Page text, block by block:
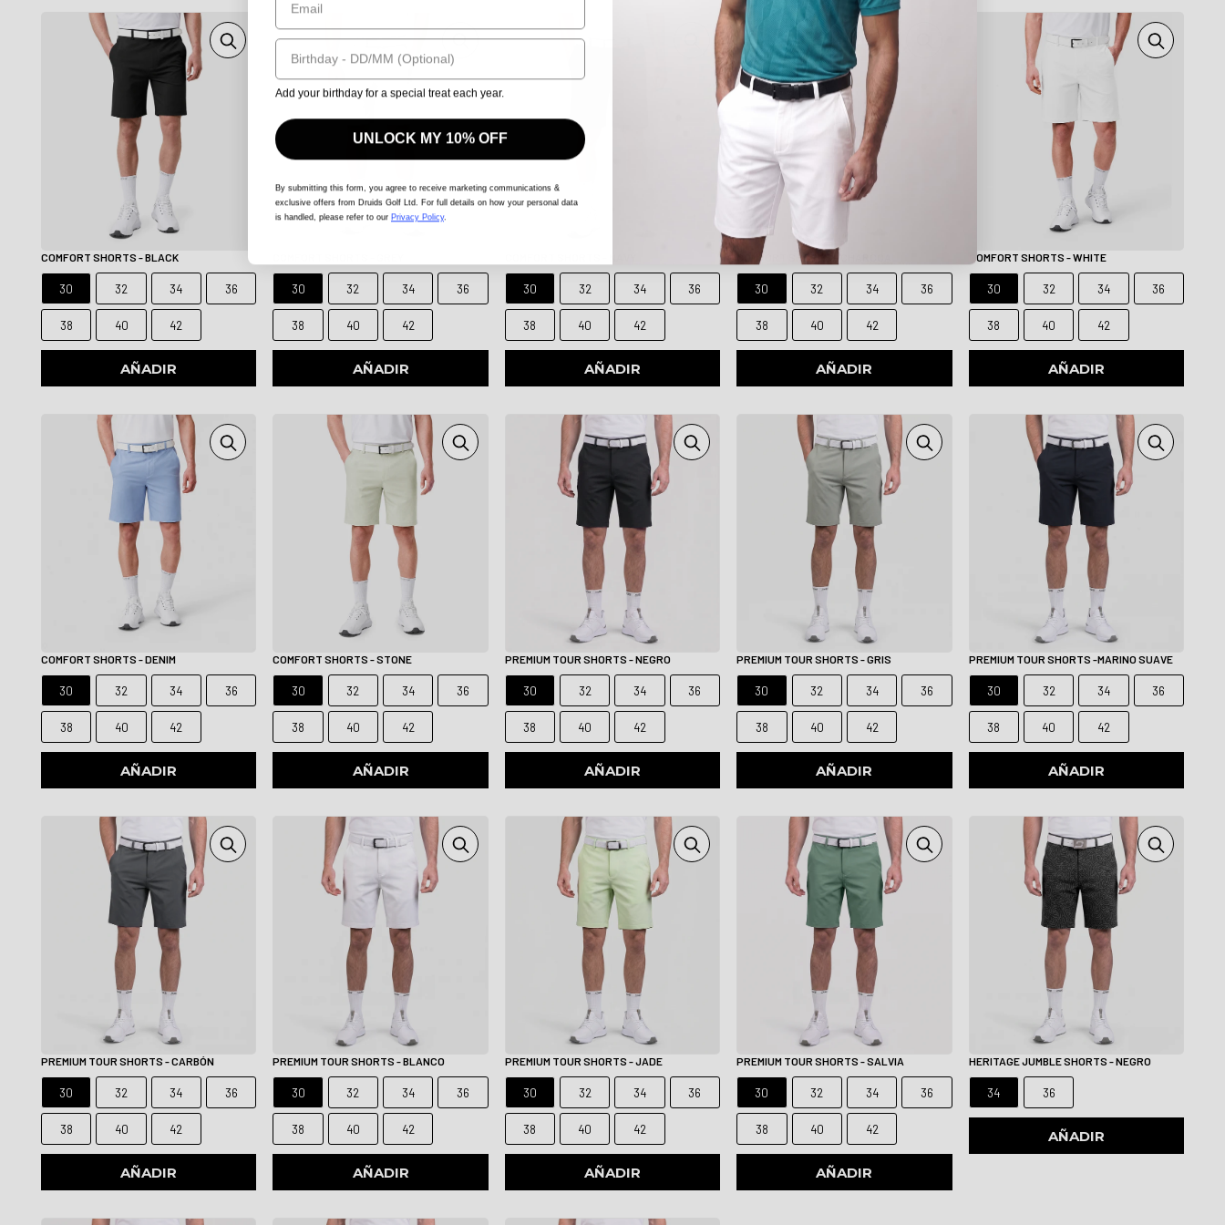
COMFORT SHORTS - BLACK
30 32 34 36
38 40 42
AÑADIR
30 32 34 36
38 40 42
AÑADIR
30 32 34 36
38 40 42
AÑADIR
COMFORT SHORTS - CHARCOAL
30 32 34 36
38 40 42
AÑADIR
COMFORT SHORTS - WHITE
30 32 34 36
38 40 42
AÑADIR
COMFORT SHORTS - DENIM
30 32 34 36
38 40 42
AÑADIR
COMFORT SHORTS - STONE
30 32 34 36
38 40 42
AÑADIR
PREMIUM TOUR SHORTS - NEGRO
30 32 34 36
38 40 42
AÑADIR
PREMIUM TOUR SHORTS - GRIS
30 32 34 36
38 40 42
AÑADIR
PREMIUM TOUR SHORTS -MARINO SUAVE
30 32 34 36
38 40 42
AÑADIR
PREMIUM TOUR SHORTS - CARBÓN
30 32 34 36
38 40 42
AÑADIR
PREMIUM TOUR SHORTS - BLANCO
30 32 34 36
38 40 42
AÑADIR
PREMIUM TOUR SHORTS - JADE
30 32 34 36
38 40 42
AÑADIR
PREMIUM TOUR SHORTS - SALVIA
30 32 34 36
38 40 42
AÑADIR
HERITAGE JUMBLE SHORTS - NEGRO
34 36
AÑADIR
Birthday
Add your birthday for a special treat each year.
UNLOCK MY 10% OFF
By submitting this form , you agree to receive marketing communications &
exclusive offers from Druids Golf Ltd. For full details on how your personal data
is handled, please refer to our Privacy Policy.